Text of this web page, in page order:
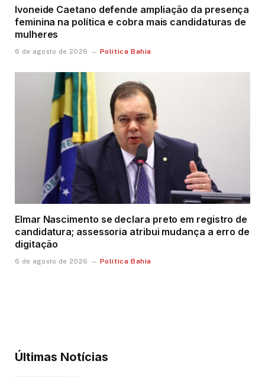
Ivoneide Caetano defende ampliação da presença
feminina na política e cobra mais candidaturas de
mulheres
6 de agosto de 2026 Política Bahia
Elmar Nascimento se declara preto em registro de
candidatura; assessoria atribui mudança a erro de
digitação
6 de agosto de 2026 Política Bahia
Últimas Notícias